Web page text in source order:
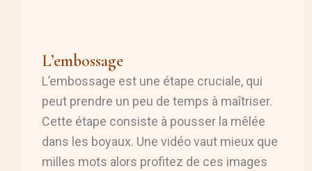
L’embossage
L’embossage est une étape cruciale, qui
peut prendre un peu de temps à maîtriser.
Cette étape consiste à pousser la mêlée
dans les boyaux. Une vidéo vaut mieux que
milles mots alors profitez de ces images